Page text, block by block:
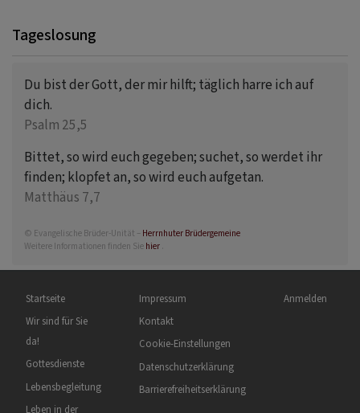
Tageslosung
Du bist der Gott, der mir hilft; täglich harre ich auf
dich.
Psalm 25,5
Bittet, so wird euch gegeben; suchet, so werdet ihr
finden; klopfet an, so wird euch aufgetan.
Matthäus 7,7
© Evangelische Brüder-Unität – Herrnhuter Brüdergemeine
Weitere Informationen finden Sie hier .
Hauptnavigation
Startseite
Wir sind für Sie
da!
Gottesdienste
Lebensbegleitung
Leben in der
Fußbereichsmenü
Impressum
Kontakt
Cookie-Einstellungen
Datenschutzerklärung
Barrierefreiheitserklärung
Benutzermenü
Anmelden